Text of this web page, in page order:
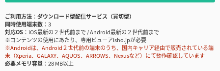
ご利用方法
ダウンロード型配信サービス（買切型）
同時使用端末数
3
対応OS
iOS最新の２世代前まで / Android最新の２世代前まで
※コンテンツの使用にあたり、専用ビューアisho.jpが必要
※Androidは、Android２世代前の端末のうち、国内キャリア経由で販売されている端
末（Xperia、GALAXY、AQUOS、ARROWS、Nexusなど）にて動作確認しています
必要メモリ容量
28 MB以上